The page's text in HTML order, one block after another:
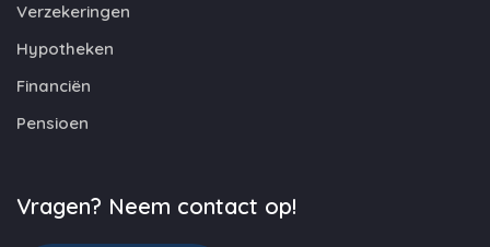
Verzekeringen
Hypotheken
Financiën
Pensioen
Vragen? Neem contact op!